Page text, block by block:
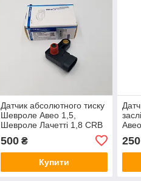
Датчик абсолютного тиску
Шевроле Авео 1,5,
Шевроле Лачетті 1,8 CRB
500₴
Купити
250